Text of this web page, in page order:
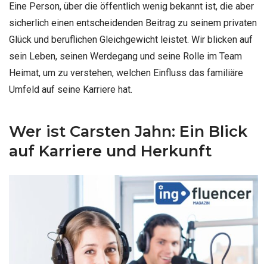
Eine Person, über die öffentlich wenig bekannt ist, die aber
sicherlich einen entscheidenden Beitrag zu seinem privaten
Glück und beruflichen Gleichgewicht leistet. Wir blicken auf
sein Leben, seinen Werdegang und seine Rolle im Team
Heimat, um zu verstehen, welchen Einfluss das familiäre
Umfeld auf seine Karriere hat.
Wer ist Carsten Jahn: Ein Blick
auf Karriere und Herkunft